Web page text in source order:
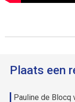
Plaats een
Pauline de Blocq